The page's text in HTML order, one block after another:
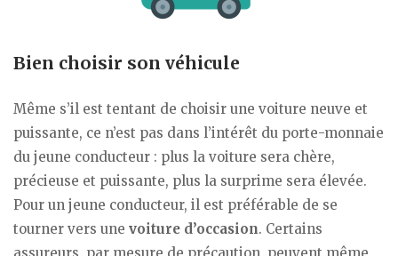
Bien choisir son véhicule
Même s’il est tentant de choisir une voiture neuve et
puissante, ce n’est pas dans l’intérêt du porte-monnaie
du jeune conducteur : plus la voiture sera chère,
précieuse et puissante, plus la surprime sera élevée.
Pour un jeune conducteur, il est préférable de se
tourner vers une voiture d’occasion. Certains
assureurs, par mesure de précaution, peuvent même